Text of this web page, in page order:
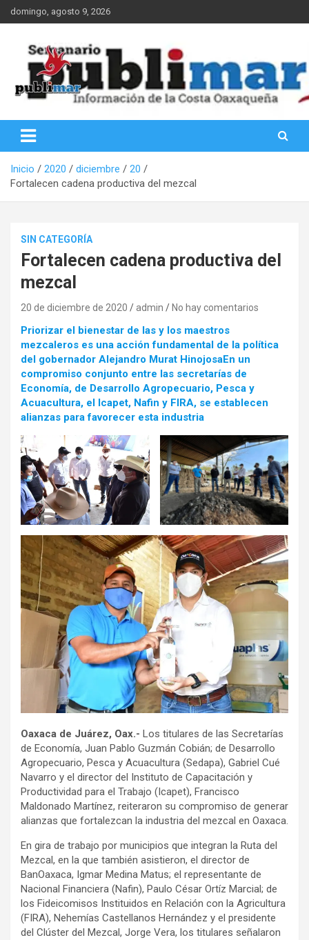
Saltar
al
domingo, agosto 9, 2026
PubliMar
Inicio 2020 diciembre
20
Fortalecen cadena productiva del mezcal
SIN CATEGORÍA
Fortalecen cadena productiva del
mezcal
20 de diciembre de 2020 admin No hay comentarios
Priorizar el bienestar de las y los maestros
mezcaleros es una acción fundamental de la política
del gobernador Alejandro Murat HinojosaEn un
compromiso conjunto entre las secretarías de
Economía, de Desarrollo Agropecuario, Pesca y
Acuacultura, el Icapet, Nafin y FIRA, se establecen
alianzas para favorecer esta industria
Oaxaca de Juárez, Oax.- Los titulares de las Secretarías
de Economía, Juan Pablo Guzmán Cobián; de Desarrollo
Agropecuario, Pesca y Acuacultura (Sedapa), Gabriel Cué
Navarro y el director del Instituto de Capacitación y
Productividad para el Trabajo (Icapet), Francisco
Maldonado Martínez, reiteraron su compromiso de generar
alianzas que fortalezcan la industria del mezcal en Oaxaca.
En gira de trabajo por municipios que integran la Ruta del
Mezcal, en la que también asistieron, el director de
BanOaxaca, Igmar Medina Matus; el representante de
Nacional Financiera (Nafin), Paulo César Ortíz Marcial; de
los Fideicomisos Instituidos en Relación con la Agricultura
(FIRA), Nehemías Castellanos Hernández y el presidente
del Clúster del Mezcal, Jorge Vera, los titulares señalaron